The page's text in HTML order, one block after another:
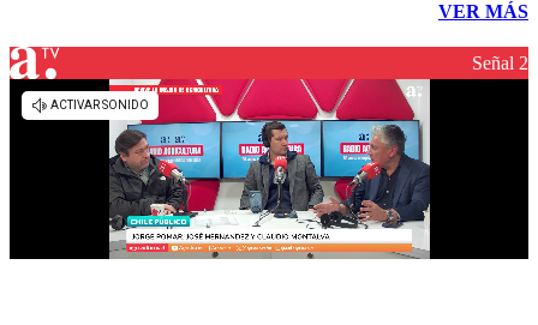
VER MÁS
Señal 2